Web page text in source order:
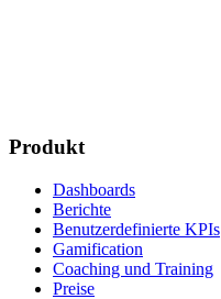
Produkt
Dashboards
Berichte
Benutzerdefinierte KPIs
Gamification
Coaching und Training
Preise